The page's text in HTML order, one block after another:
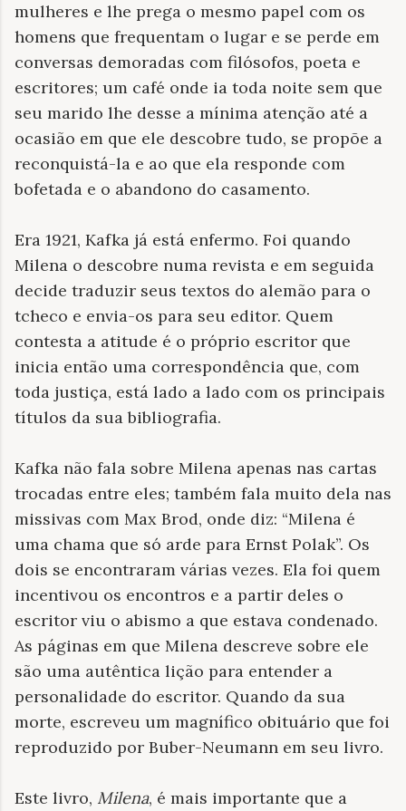
mulheres e lhe prega o mesmo papel com os
homens que frequentam o lugar e se perde em
conversas demoradas com filósofos, poeta e
escritores; um café onde ia toda noite sem que
seu marido lhe desse a mínima atenção até a
ocasião em que ele descobre tudo, se propõe a
reconquistá-la e ao que ela responde com
bofetada e o abandono do casamento.
Era 1921, Kafka já está enfermo. Foi quando
Milena o descobre numa revista e em seguida
decide traduzir seus textos do alemão para o
tcheco e envia-os para seu editor. Quem
contesta a atitude é o próprio escritor que
inicia então uma correspondência que, com
toda justiça, está lado a lado com os principais
títulos da sua bibliografia.
Kafka não fala sobre Milena apenas nas cartas
trocadas entre eles; também fala muito dela nas
missivas com Max Brod, onde diz: “Milena é
uma chama que só arde para Ernst Polak”. Os
dois se encontraram várias vezes. Ela foi quem
incentivou os encontros e a partir deles o
escritor viu o abismo a que estava condenado.
As páginas em que Milena descreve sobre ele
são uma autêntica lição para entender a
personalidade do escritor. Quando da sua
morte, escreveu um magnífico obituário que foi
reproduzido por Buber-Neumann em seu livro.
Este livro, Milena, é mais importante que a